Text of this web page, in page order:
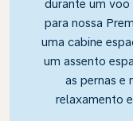
durante um
para nossa
uma cabine
um assento
as pernas e
relaxamento